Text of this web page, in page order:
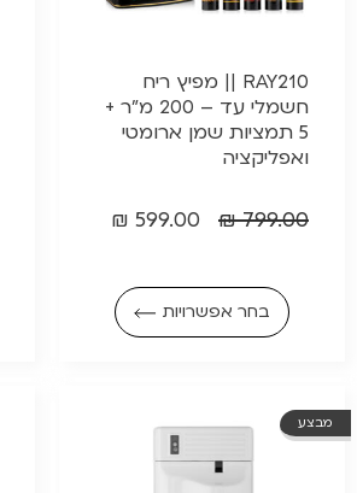
RAY210 || מפיץ ריח
חשמלי עד – 200 מ"ר +
5 תמציות שמן ארומטי
ואפליקציה
799.00
₪
599.00
₪
בחר אפשרויות
מבצע